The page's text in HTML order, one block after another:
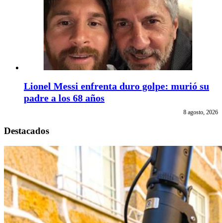
Lionel Messi enfrenta duro golpe: murió su
padre a los 68 años
8 agosto, 2026
Destacados